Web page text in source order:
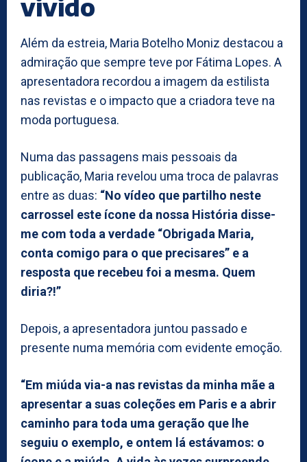
vivido
Além da estreia, Maria Botelho Moniz destacou a
admiração que sempre teve por Fátima Lopes. A
apresentadora recordou a imagem da estilista
nas revistas e o impacto que a criadora teve na
moda portuguesa.
Numa das passagens mais pessoais da
publicação, Maria revelou uma troca de palavras
entre as duas: “No vídeo que partilho neste
carrossel este ícone da nossa História disse-
me com toda a verdade “Obrigada Maria,
conta comigo para o que precisares” e a
resposta que recebeu foi a mesma. Quem
diria?!”
Depois, a apresentadora juntou passado e
presente numa memória com evidente emoção.
“Em miúda via-a nas revistas da minha mãe a
apresentar a suas coleções em Paris e a abrir
caminho para toda uma geração que lhe
seguiu o exemplo, e ontem lá estávamos: o